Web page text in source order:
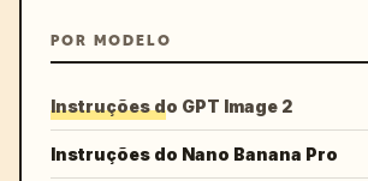
POR MODELO
Instruções do GPT Image 2
Instruções do Nano Banana Pro